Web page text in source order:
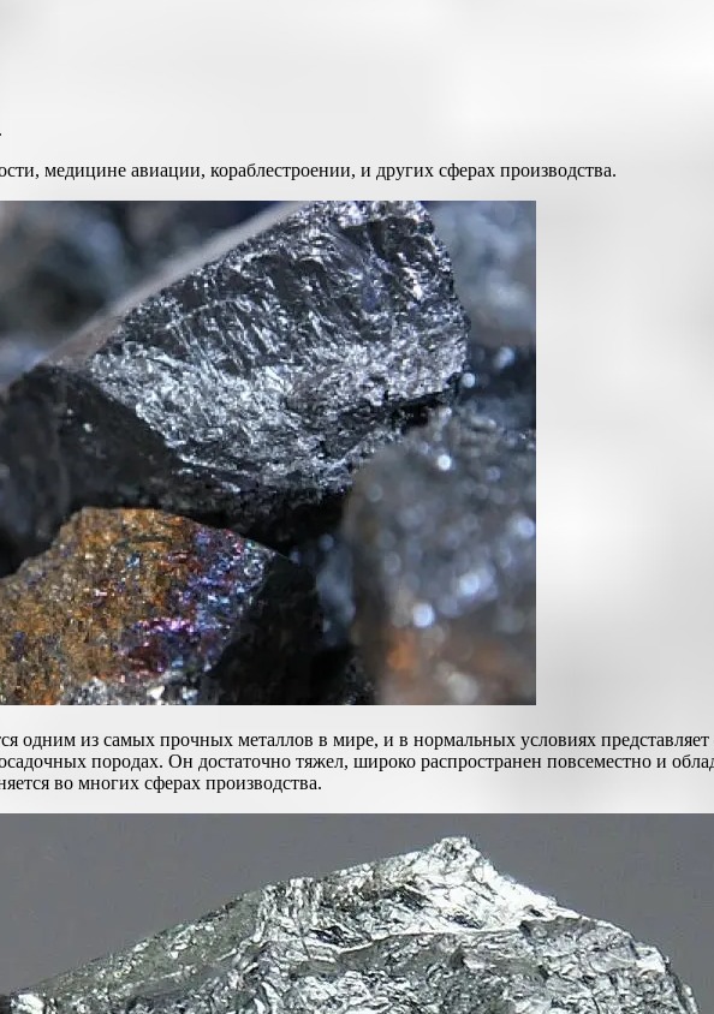
медицине авиации, кораблестроении, и других сферах производства.
одним из самых прочных металлов в мире, и в нормальных условиях
породах. Он достаточно тяжел, широко распространен повсеместно и
во многих сферах производства.